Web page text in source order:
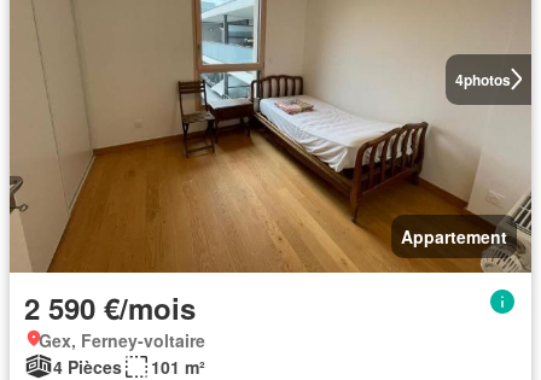
4photos
Appartement
2 590 €/mois
Gex, Ferney-voltaire
4 Pièces
101 m²